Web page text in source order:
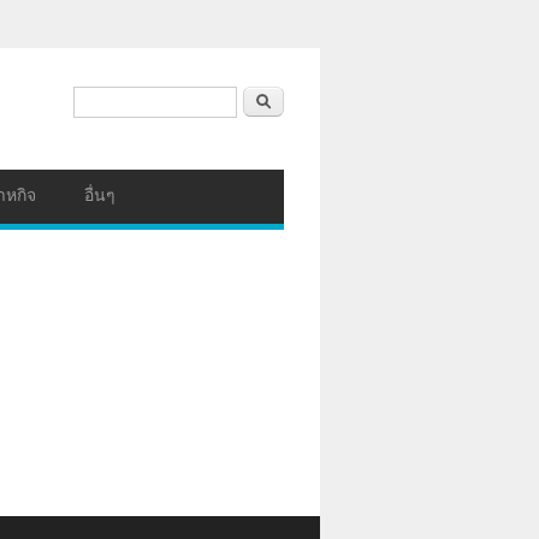
ค้นหา
หกิจ อื่นๆ